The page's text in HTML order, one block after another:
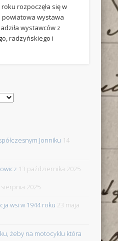
rozpoczęła się w
wystawa
wystawców z
radzyńskiego i
Jonniku 14
13 października 2025
sierpnia 2025
wsi w 1944 roku 23 maja
żeby na motocyklu która